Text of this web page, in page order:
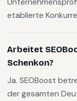
etablierte
Arbeitet
Schenkon?
Ja. SEOBoost
der gesamten